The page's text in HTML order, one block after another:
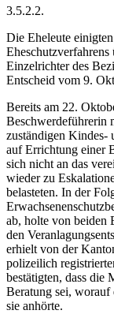
3.5.2.2.
Die Eheleute
Eheschutzverfahrens
Einzelrichter des
Entscheid vom 9.
Bereits am 22.
Beschwerdeführerin
zuständigen Kindes-
auf Errichtung einer
sich nicht an das
wieder zu
belasteten. In der
ab, holte von beiden
den
erhielt von der
polizeilich
bestätigten, dass die
Beratung sei, worauf
sie anhörte.